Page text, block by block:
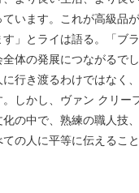
います。これが高級品
」とライは語る。「ブ
体の発展につながるで
行き渡るわけではなく
しかし、ヴァン クリー
の中で、熟練の職人技
の人に平等に伝えるこ